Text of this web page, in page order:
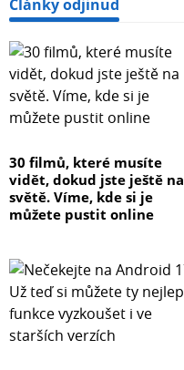
Články odjinud
30 filmů, které musíte
vidět, dokud jste ještě na
světě. Víme, kde si je
můžete pustit online